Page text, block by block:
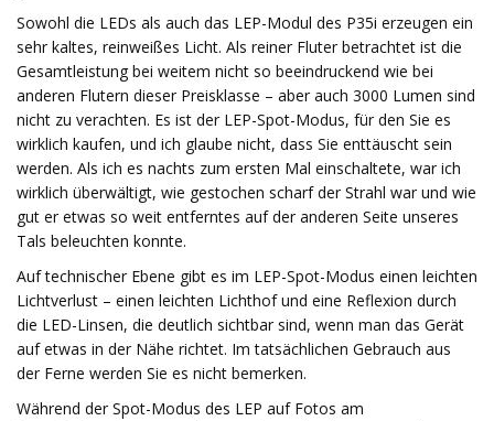
Sowohl die LEDs als auch das LEP-Modul des P35i erzeugen ein
sehr kaltes, reinweißes Licht. Als reiner Fluter betrachtet ist die
Gesamtleistung bei weitem nicht so beeindruckend wie bei
anderen Flutern dieser Preisklasse – aber auch 3000 Lumen sind
nicht zu verachten. Es ist der LEP-Spot-Modus, für den Sie es
wirklich kaufen, und ich glaube nicht, dass Sie enttäuscht sein
werden. Als ich es nachts zum ersten Mal einschaltete, war ich
wirklich überwältigt, wie gestochen scharf der Strahl war und wie
gut er etwas so weit entferntes auf der anderen Seite unseres
Tals beleuchten konnte.
Auf technischer Ebene gibt es im LEP-Spot-Modus einen leichten
Lichtverlust – einen leichten Lichthof und eine Reflexion durch
die LED-Linsen, die deutlich sichtbar sind, wenn man das Gerät
auf etwas in der Nähe richtet. Im tatsächlichen Gebrauch aus
der Ferne werden Sie es nicht bemerken.
Während der Spot-Modus des LEP auf Fotos am